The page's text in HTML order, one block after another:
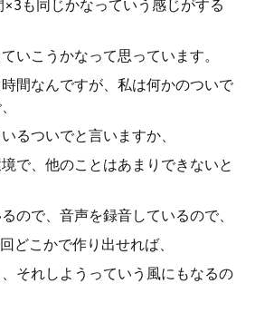
も同じかなっていう感じがする
いこうかなって思っています。
間なんですが、私は何かのついで
るついでと言いますか、
で、他のことはあまりできないと
ので、音声を録音しているので、
どこかで作り出せれば、
それしようっていう風にもなるの